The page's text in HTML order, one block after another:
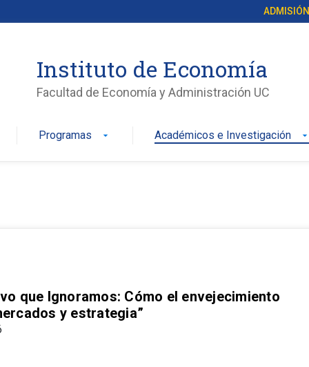
ADMISIÓN
Instituto de Economía
Facultad de Economía y Administración UC
Programas arrow_drop_down Académicos e Investigación arrow_drop_down
que Ignoramos: Cómo el envejecimiento
y estrategia”